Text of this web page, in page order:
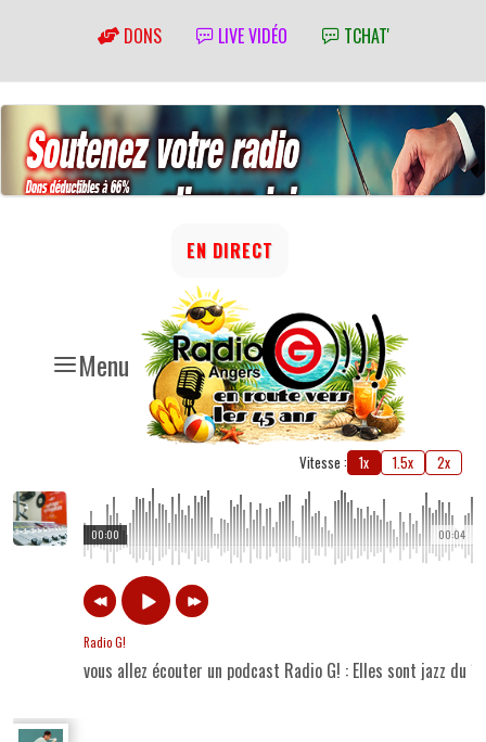
DONS LIVE VIDÉO TCHAT'
Menu
EN DIRECT
Vitesse : 1x 1.5x 2x
00:04
00:00
Radio G!
vous allez écouter un podcast Radio G! : Elles sont jazz du